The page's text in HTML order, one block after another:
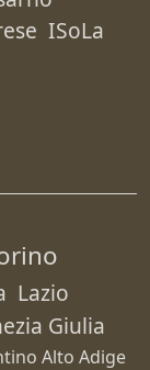
ISoLa
Lazio
Giulia
Alto Adige